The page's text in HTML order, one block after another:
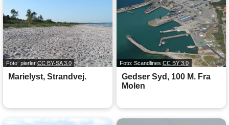
Foto: pierlerCC BY-SA 3.0
Marielyst, Strandvej.
Foto: Scandlines CC BY 3.0
Gedser Syd, 100 M. Fra
Molen